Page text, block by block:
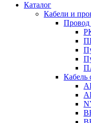
Каталог
Кабели и
Провод
Кабель